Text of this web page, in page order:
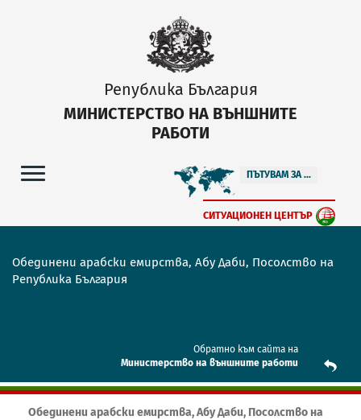
Република България
МИНИСТЕРСТВО НА ВЪНШНИТЕ
РАБОТИ
ПЪТУВАМ ЗА ...
СИТУАЦИОНЕН ЦЕНТЪР
Обединени арабски емирства, Абу Даби, Посолство на
Република България
Обратно към сайта на
Mинистерство на външните работи
Обединени арабски емирства, Абу Даби, Посолство на